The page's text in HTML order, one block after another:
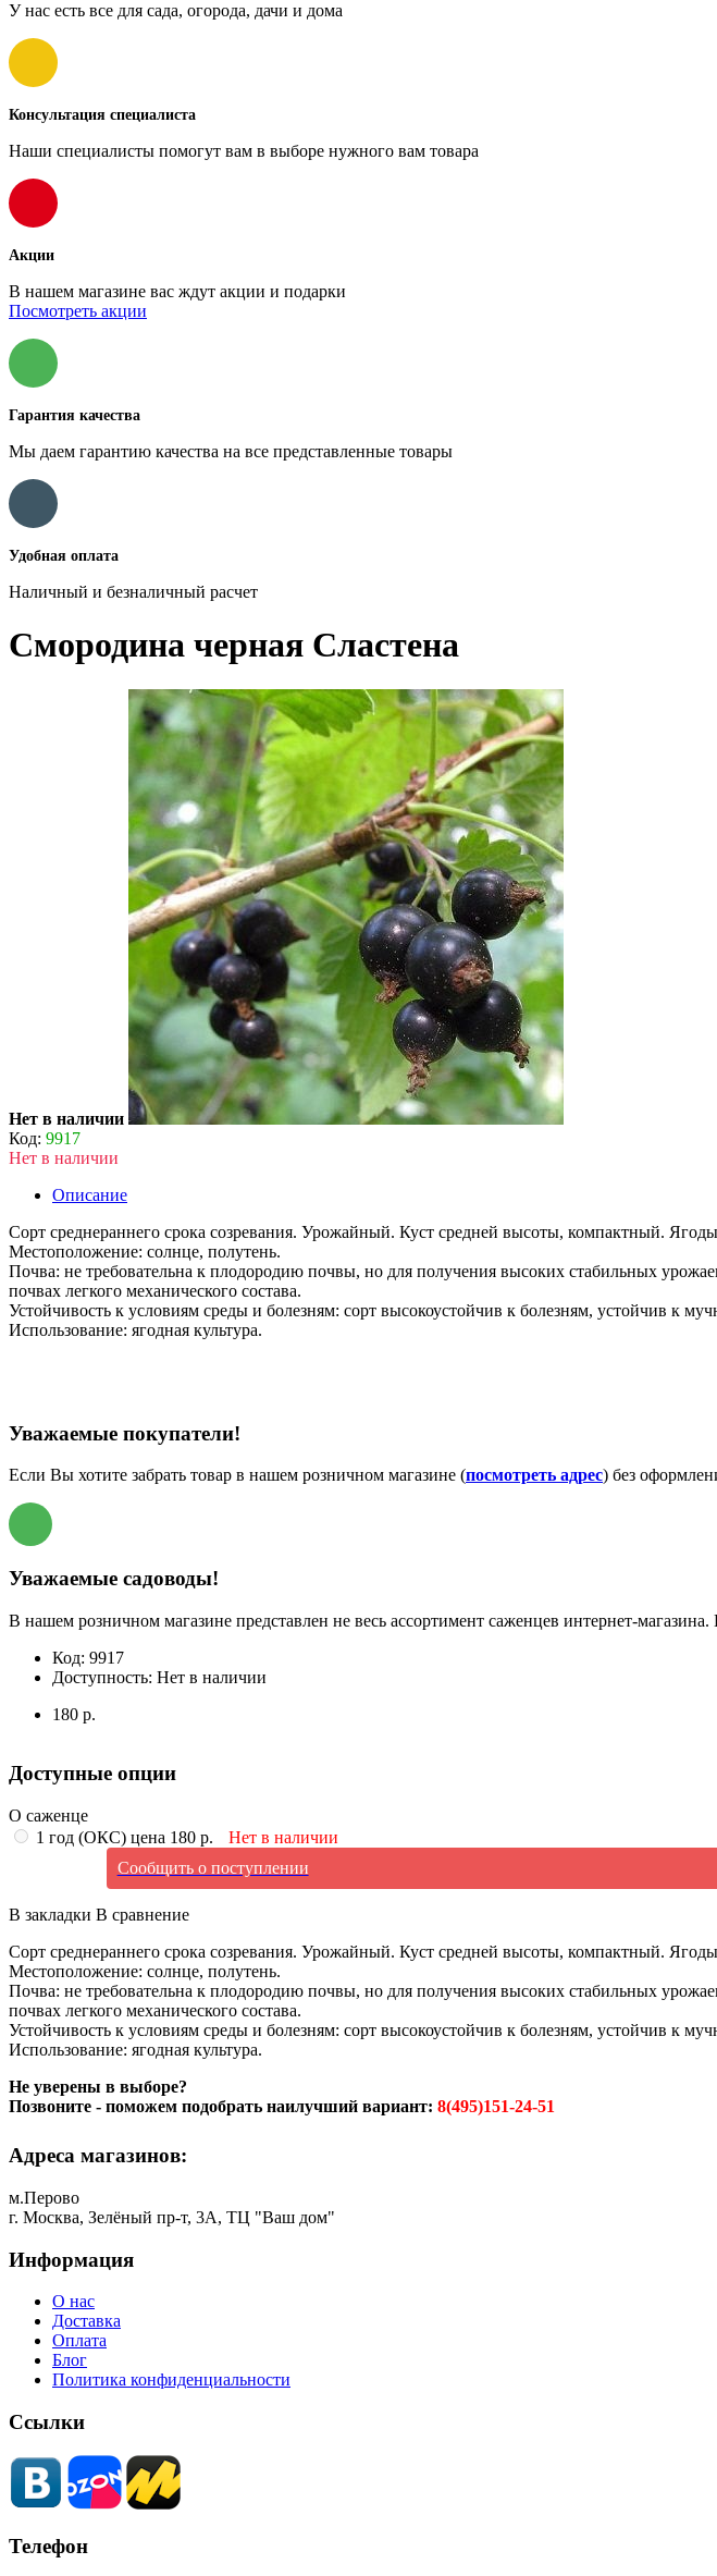
У нас есть все для сада, огорода, дачи и дома
Консультация специалиста
Наши специалисты помогут вам в выборе нужного вам товара
Акции
В нашем магазине вас ждут акции и подарки
Посмотреть акции
Гарантия качества
Мы даем гарантию качества на все представленные товары
Удобная оплата
Наличный и безналичный расчет
Смородина черная Сластена
Нет в наличии
Код: 9917
Нет в наличии
Описание
Сорт среднераннего срока созревания. Урожайный. Куст средней высоты, компактный.
Местоположение: солнце, полутень.
Почва: не требовательна к плодородию почвы, но для получения высоких стабильных
почвах легкого механического состава.
Устойчивость к условиям среды и болезням: сорт высокоустойчив к болезням, устойчив к
Использование: ягодная культура.
Уважаемые покупатели!
Если Вы хотите забрать товар в нашем розничном магазине (посмотреть адрес) без
Уважаемые садоводы!
В нашем розничном магазине представлен не весь ассортимент саженцев интернет-
Код: 9917
Доступность: Нет в наличии
180 р.
Доступные опции
О саженце
1 год (ОКС) цена 180 р.
Нет в наличии
Сообщить о поступлении
В закладки В сравнение
Сорт среднераннего срока созревания. Урожайный. Куст средней высоты, компактный.
Местоположение: солнце, полутень.
Почва: не требовательна к плодородию почвы, но для получения высоких стабильных
почвах легкого механического состава.
Устойчивость к условиям среды и болезням: сорт высокоустойчив к болезням, устойчив к
Использование: ягодная культура.
Не уверены в выборе?
Позвоните - поможем подобрать наилучший вариант: 8(495)151-24-51
Адреса магазинов:
м.Перово
г. Москва, Зелёный пр-т, 3А, ТЦ "Ваш дом"
Информация
О нас
Доставка
Оплата
Блог
Политика конфиденциальности
Ссылки
Телефон